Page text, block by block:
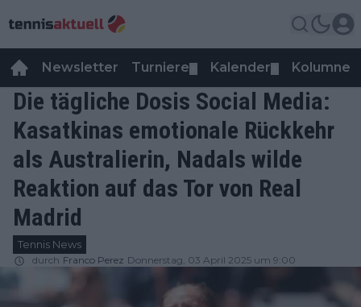
Newsletter Turniere Kalender Kolumnen
Die tägliche Dosis Social Media:
Kasatkinas emotionale Rückkehr
als Australierin, Nadals wilde
Reaktion auf das Tor von Real
Madrid
Tennis News
durch Franco Perez Donnerstag, 03 April 2025 um 9:00